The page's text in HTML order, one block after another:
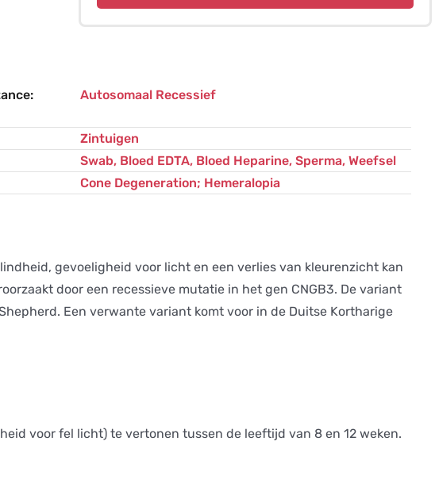
aantal
Autosomaal Recessief
Zintuigen
Swab, Bloed EDTA, Bloed Heparine, Sperma, Weefsel
Cone Degeneration; Hemeralopia
gevoeligheid voor licht en een verlies van kleurenzicht kan
door een recessieve mutatie in het gen CNGB3. De variant
Een verwante variant komt voor in de Duitse Kortharige
voor fel licht) te vertonen tussen de leeftijd van 8 en 12 weken.